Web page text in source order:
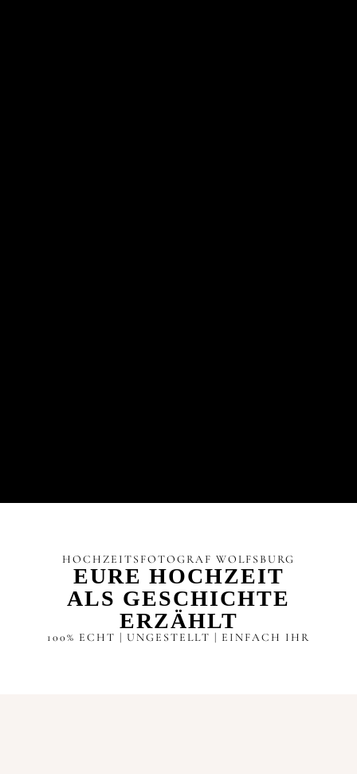
HOCHZEITSFOTOGRAF WOLFSBURG
EURE HOCHZEIT
ALS GESCHICHTE
ERZÄHLT
100% ECHT | UNGESTELLT | EINFACH IHR